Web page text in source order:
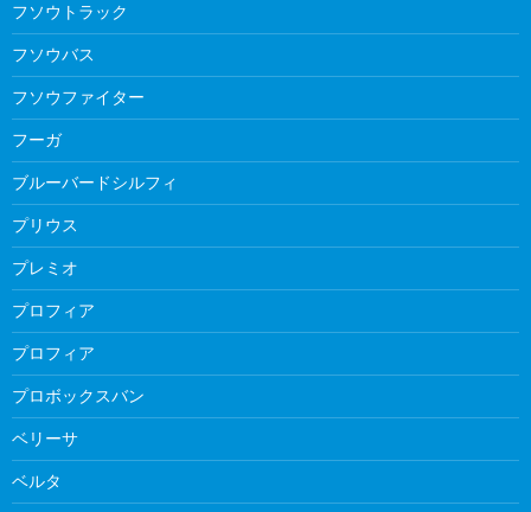
フソウトラック
フソウバス
フソウファイター
フーガ
ブルーバードシルフィ
プリウス
プレミオ
プロフィア
プロフィア
プロボックスバン
ベリーサ
ベルタ